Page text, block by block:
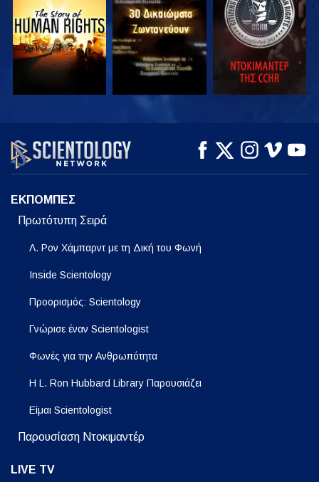
ΠΑΡΑΚΟΛΟΥΘΗΣΤΕ ΠΑΡΑΚΟΛΟΥΘΗΣΤΕ
ΕΞΕΡΕΥΝΗΣΤΕ ΤΗ
ΣΕΙΡΑ
ΕΚΠΟΜΠΕΣ
Πρωτότυπη Σειρά
Λ. Ρον Χάμπαρντ με τη Δική του Φωνή
Inside Scientology
Προορισμός: Scientology
Γνώρισε έναν Scientologist
Φωνές για την Ανθρωπότητα
Η L. Ron Hubbard Library Παρουσιάζει
Είμαι Scientologist
Παρουσίαση Ντοκιμαντέρ
LIVE TV